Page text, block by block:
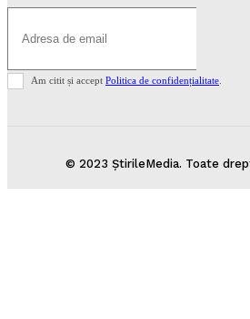
Am citit și accept Politica de confidențialitate
© 2023 ȘtirileMedia. Toate